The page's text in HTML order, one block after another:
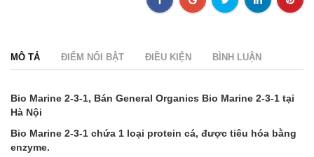
MÔ TẢ ĐIỂM NỔI BẬT ĐIỀU KIỆN BÌNH LUẬN
Bio Marine 2-3-1, Bán General Organics Bio Marine 2-3-1 tại
Hà Nội
Bio Marine 2-3-1 chứa 1 loại protein cá, được tiêu hóa bằng
enzyme.